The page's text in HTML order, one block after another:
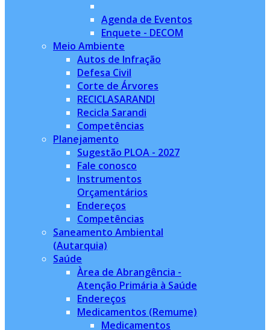
Agenda de Eventos
Enquete - DECOM
Meio Ambiente
Autos de Infração
Defesa Civil
Corte de Árvores
RECICLASARANDI
Recicla Sarandi
Competências
Planejamento
Sugestão PLOA - 2027
Fale conosco
Instrumentos
Orçamentários
Endereços
Competências
Saneamento Ambiental
(Autarquia)
Saúde
Àrea de Abrangência -
Atenção Primária à Saúde
Endereços
Medicamentos (Remume)
Medicamentos